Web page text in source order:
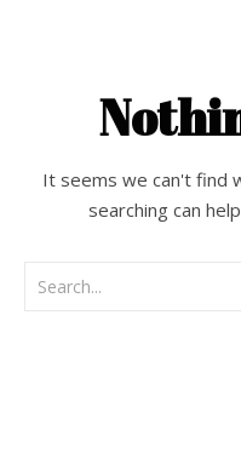
It seems we can't find
searching can